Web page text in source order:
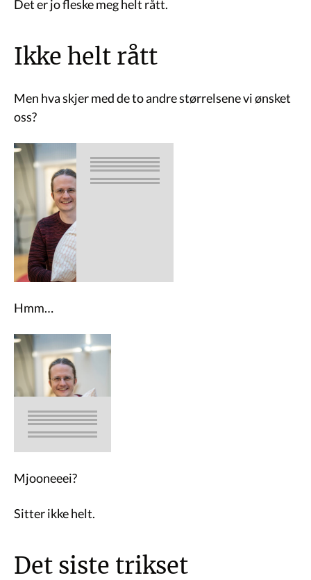
Det er jo fleske meg helt rått.
Ikke helt rått
Men hva skjer med de to andre størrelsene vi ønsket
oss?
Hmm…
Mjooneeei?
Sitter ikke helt.
Det siste trikset